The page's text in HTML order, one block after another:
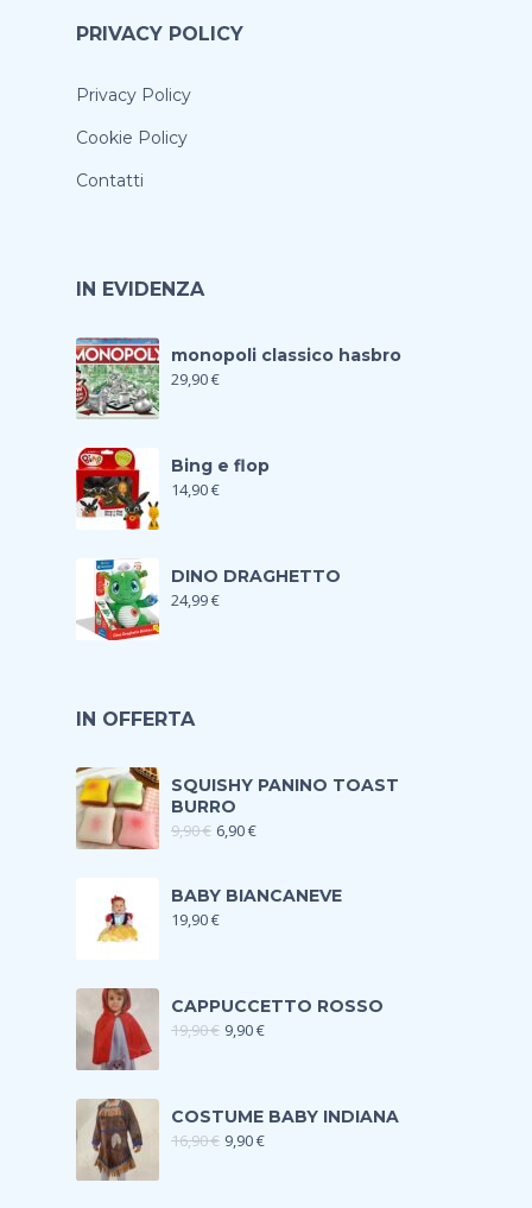
PRIVACY POLICY
Privacy Policy
Cookie Policy
Contatti
IN EVIDENZA
monopoli classico hasbro
29,90€
Bing e flop
14,90€
DINO DRAGHETTO
24,99€
IN OFFERTA
SQUISHY PANINO TOAST
BURRO
9,90€ 6,90€
BABY BIANCANEVE
19,90€
CAPPUCCETTO ROSSO
19,90€ 9,90€
COSTUME BABY INDIANA
16,90€ 9,90€